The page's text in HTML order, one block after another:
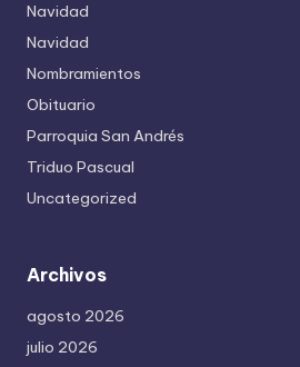
Navidad
Navidad
Nombramientos
Obituario
Parroquia San Andrés
Triduo Pascual
Uncategorized
Archivos
agosto 2026
julio 2026